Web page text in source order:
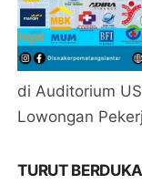
di Auditorium
Lowongan
TURUT